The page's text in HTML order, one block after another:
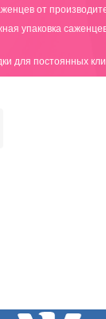
от
упаковка
для постоянных